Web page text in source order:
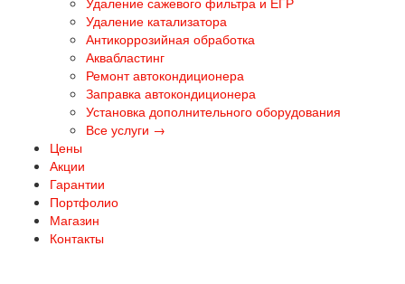
Удаление катализатора
Антикоррозийная обработка
Аквабластинг
Ремонт автокондиционера
Заправка автокондиционера
Установка дополнительного оборудования
Все услуги →
Цены
Акции
Гарантии
Портфолио
Магазин
Контакты